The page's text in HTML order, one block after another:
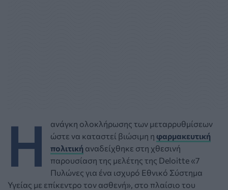
Η
ανάγκη ολοκλήρωσης των μεταρρυθμίσεων
ώστε να καταστεί βιώσιμη η φαρμακευτική
πολιτική αναδείχθηκε στη χθεσινή
παρουσίαση της μελέτης της Deloitte «7
Πυλώνες για ένα ισχυρό Εθνικό Σύστημα
Υγείας με επίκεντρο τον ασθενή», στο πλαίσιο του